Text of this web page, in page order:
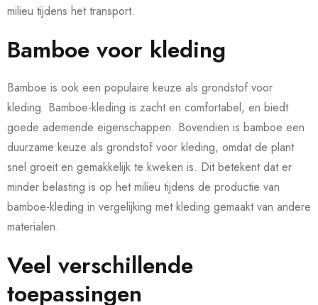
milieu tijdens het transport.
Bamboe voor kleding
Bamboe is ook een populaire keuze als grondstof voor
kleding. Bamboe-kleding is zacht en comfortabel, en biedt
goede ademende eigenschappen. Bovendien is bamboe een
duurzame keuze als grondstof voor kleding, omdat de plant
snel groeit en gemakkelijk te kweken is. Dit betekent dat er
minder belasting is op het milieu tijdens de productie van
bamboe-kleding in vergelijking met kleding gemaakt van andere
materialen.
Veel verschillende
toepassingen